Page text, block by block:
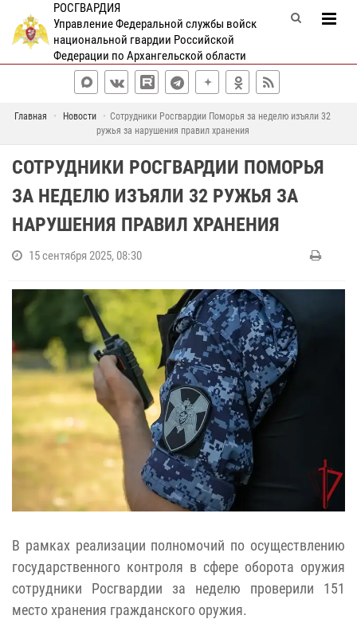
РОСГВАРДИЯ
Управление Федеральной службы войск
национальной гвардии Российской
Федерации по Архангельской области
Главная Новости
Сотрудники Росгвардии Поморья за неделю изъяли 32
ружья за нарушения правил хранения
СОТРУДНИКИ РОСГВАРДИИ ПОМОРЬЯ
ЗА НЕДЕЛЮ ИЗЪЯЛИ 32 РУЖЬЯ ЗА
НАРУШЕНИЯ ПРАВИЛ ХРАНЕНИЯ
15 сентября 2025, 08:30
В рамках реализации полномочий по осуществлению
государственного контроля в сфере оборота оружия
сотрудники Росгвардии за неделю проверили 151
место хранения гражданского оружия.